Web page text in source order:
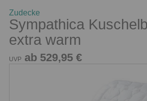
Zudecke
Sympathica
extra warm
UVP ab 529,95 €